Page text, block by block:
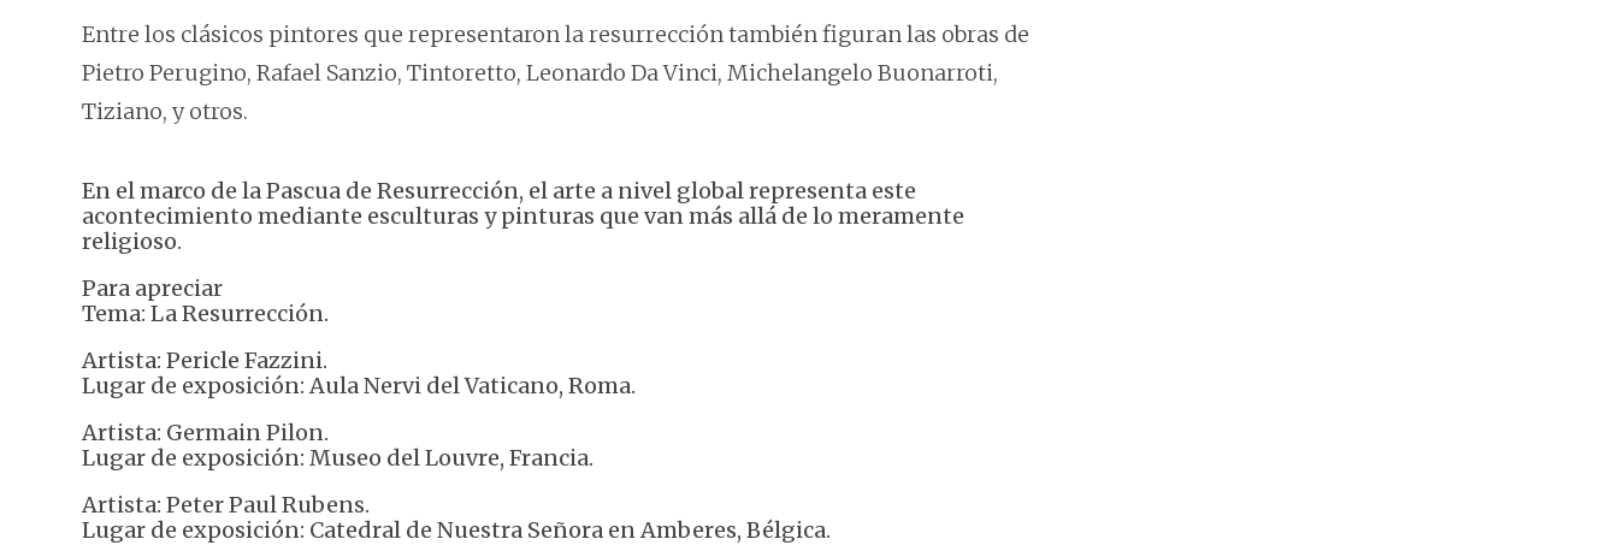
Entre los clásicos pintores que representaron la resurrección también figuran las obras de
Pietro Perugino, Rafael Sanzio, Tintoretto, Leonardo Da Vinci, Michelangelo Buonarroti,
Tiziano, y otros.
En el marco de la Pascua de Resurrección, el arte a nivel global representa este
acontecimiento mediante esculturas y pinturas que van más allá de lo meramente
religioso.
Para apreciar
Tema: La Resurrección.
Artista: Pericle Fazzini.
Lugar de exposición: Aula Nervi del Vaticano, Roma.
Artista: Germain Pilon.
Lugar de exposición: Museo del Louvre, Francia.
Artista: Peter Paul Rubens.
Lugar de exposición: Catedral de Nuestra Señora en Amberes, Bélgica.